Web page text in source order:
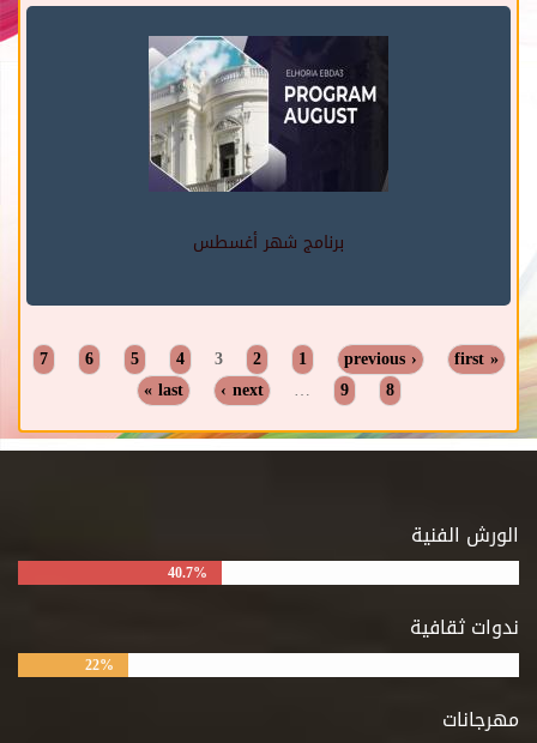
برنامج شهر أغسطس
Pages
« first
‹ previous
1
2
3
4
5
6
7
8
9
…
next ›
last »
الورش الفنية
40.7%
ندوات ثقافية
22%
مهرجانات